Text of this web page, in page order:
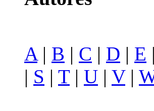
A| B | C | D | E |
| S | T| U | V|